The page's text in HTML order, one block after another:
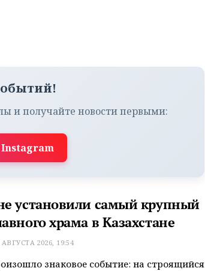
и получайте новости первыми:
Instagram
установили самый крупный
храма в Казахстане
АВГУСТА 2026, 19:54
знаковое событие: на строящийся